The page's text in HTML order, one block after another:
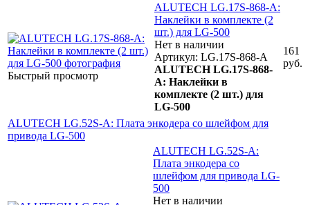
Быстрый просмотр
ALUTECH LG.17S-868-A:
Наклейки в комплекте (2
шт.) для LG-500
Нет в наличии
Артикул: LG.17S-868-A
ALUTECH LG.17S-868-
A: Наклейки в
комплекте (2 шт.) для
LG-500
161
руб.
ALUTECH LG.52S-A: Плата энкодера со шлейфом для
привода LG-500
ALUTECH LG.52S-A:
Плата энкодера со
шлейфом для привода LG-
500
Нет в наличии